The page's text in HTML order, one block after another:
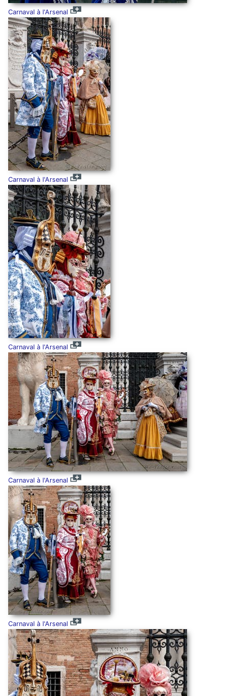
Carnaval à l'Arsenal
Carnaval à l'Arsenal
Carnaval à l'Arsenal
Carnaval à l'Arsenal
Carnaval à l'Arsenal